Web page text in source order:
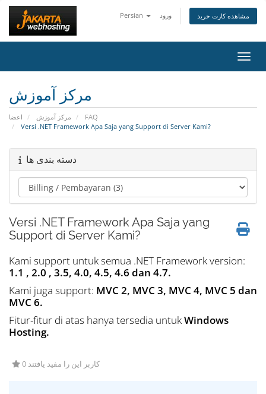
Persian ورود مشاهده کارت خرید
مرکز آموزش
اعضا مرکز آموزش
FAQ
Versi .NET Framework Apa Saja yang Support di Server Kami?
دسته بندی ها
Versi .NET Framework Apa Saja yang
Support di Server Kami?
Kami support untuk semua .NET Framework version:
1.1 , 2.0 , 3.5, 4.0, 4.5, 4.6 dan 4.7.
Kami juga support: MVC 2, MVC 3, MVC 4, MVC 5 dan
MVC 6.
Fitur-fitur di atas hanya tersedia untukWindows
Hosting.
0 کاربر این را مفید یافتند